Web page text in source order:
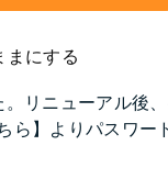
まにする
リニューアル後
ら】よりパスワー